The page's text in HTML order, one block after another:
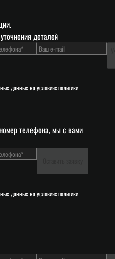
деталей
данныхна условияхполитики
телефона, мы с вами
данныхна условияхполитики